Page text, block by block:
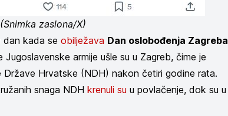
(Snimka zaslona/X)
dan kada se obilježava Dan oslobođenja Zagreba
armije ušle su u Zagreb, čime je
Hrvatske (NDH) nakon četiri godine rata.
snaga NDH krenuli su u povlačenje, dok su u